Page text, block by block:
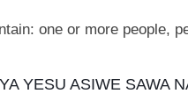
YESU ASIWE SAWA